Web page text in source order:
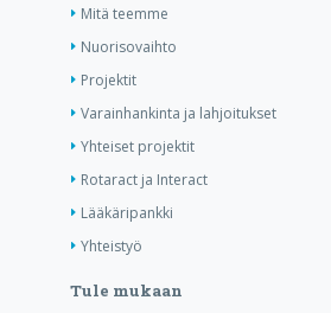
Mitä teemme
Nuorisovaihto
Projektit
Varainhankinta ja lahjoitukset
Yhteiset projektit
Rotaract ja Interact
Lääkäripankki
Yhteistyö
Tule mukaan